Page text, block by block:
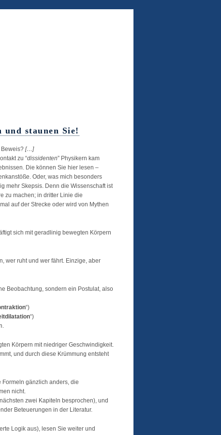
und staunen Sie!
[…]
zu “dissidenten” Physikern kam
Die können Sie hier lesen –
Oder, was mich besonders
mehr Skepsis. Denn die Wissenschaft ist
zu machen; in dritter Linie die
auf der Strecke oder wird von Mythen
sich mit geradlinig bewegten Körpern
wer ruht und wer fährt. Einzige, aber
Beobachtung, sondern ein Postulat, also
“)
“)
Körpern mit niedriger Geschwindigkeit.
und durch diese Krümmung entsteht
gänzlich anders, die
nicht.
zwei Kapiteln besprochen), und
Beteuerungen in der Literatur.
Logik aus), lesen Sie weiter und